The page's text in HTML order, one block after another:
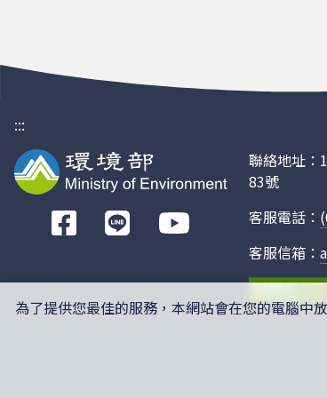
:::
前
往
聯絡地址：
83號
客服電話：
客服信箱：
為了提供您最佳的服務，本網站會在您的電腦